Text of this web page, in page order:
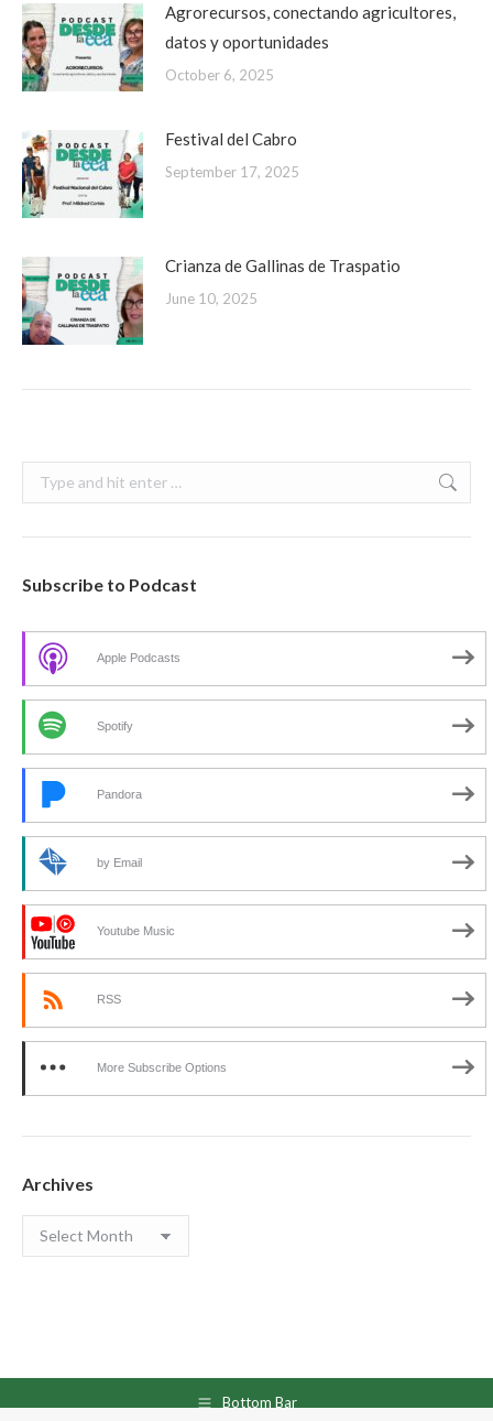
Agrorecursos, conectando agricultores,
datos y oportunidades
October 6, 2025
Festival del Cabro
September 17, 2025
Crianza de Gallinas de Traspatio
June 10, 2025
Search:
Subscribe to Podcast
Apple Podcasts
Spotify
Pandora
by Email
Youtube Music
RSS
More Subscribe Options
Archives
Archives
Bottom Bar